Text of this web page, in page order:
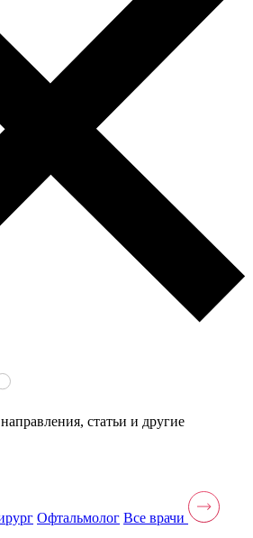
статьи и другие
Офтальмолог Все врачи